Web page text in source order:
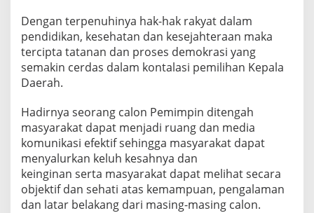
e
g
i
t
Dengan terpenuhinya hak-hak rakyat dalam
pendidikan, kesehatan dan kesejahteraan maka
tercipta tatanan dan proses demokrasi yang
semakin cerdas dalam kontalasi pemilihan Kepala
Daerah.
Hadirnya seorang calon Pemimpin ditengah
masyarakat dapat menjadi ruang dan media
komunikasi efektif sehingga masyarakat dapat
menyalurkan keluh kesahnya dan
keinginan serta masyarakat dapat melihat secara
objektif dan sehati atas kemampuan, pengalaman
dan latar belakang dari masing-masing calon.